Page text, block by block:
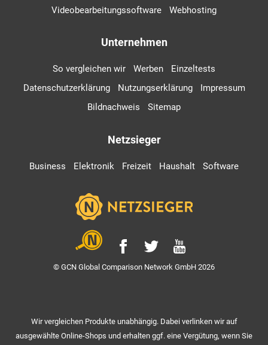
Videobearbeitungssoftware
Webhosting
Unternehmen
So vergleichen wir Werben
Einzeltests
Datenschutzerklärung
Nutzungserklärung
Impressum
Bildnachweis
Sitemap
Netzsieger
Business Elektronik Freizeit Haushalt Software
© GCN Global Comparison Network GmbH 2026
Wir vergleichen Produkte unabhängig. Dabei verlinken wir auf
ausgewählte Online-Shops und erhalten ggf. eine Vergütung, wenn Sie